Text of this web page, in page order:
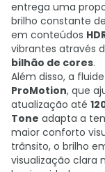
entrega uma
brilho constante de
em conteúdos
vibrantes através
bilhão de cores.
Além disso, a
ProMotion, que
atualização até
Tone adapta a
maior conforto
trânsito, o brilho
visualização clara